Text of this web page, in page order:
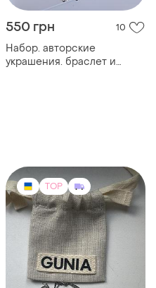
550 грн 10
Набор. авторские
украшения. браслет и
TOP